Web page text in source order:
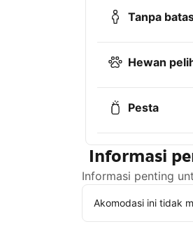
Tanpa
Hewan
Pesta
Informasi
Informasi penting
Akomodasi ini tidak